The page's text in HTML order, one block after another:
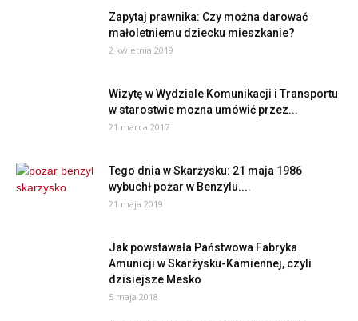
Zapytaj prawnika: Czy można darować
małoletniemu dziecku mieszkanie?
2 kwietnia 2019
Wizytę w Wydziale Komunikacji i Transportu
w starostwie można umówić przez...
21 marca 2017
Tego dnia w Skarżysku: 21 maja 1986
wybuchł pożar w Benzylu....
21 maja 2019
Jak powstawała Państwowa Fabryka
Amunicji w Skarżysku-Kamiennej, czyli
dzisiejsze Mesko
5 maja 2018